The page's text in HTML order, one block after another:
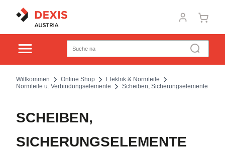
Willkommen Online Shop
Elektrik & Normteile
Normteile u. Verbindungselemente
Scheiben, Sicherungselemente
SCHEIBEN,
SICHERUNGSELEMENTE